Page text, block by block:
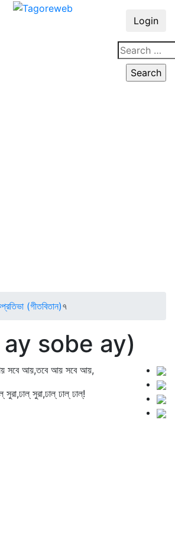
Login
(গীতবিতান)৭
sobe ay)
আয় সবে আয়,
সুরা,ঢাল্‌ ঢাল্‌ ঢাল্‌!